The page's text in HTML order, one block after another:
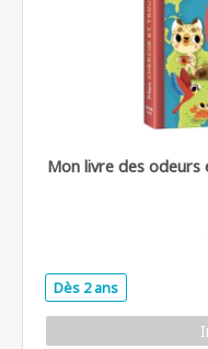
Mon livre des odeurs
Dès 2 ans